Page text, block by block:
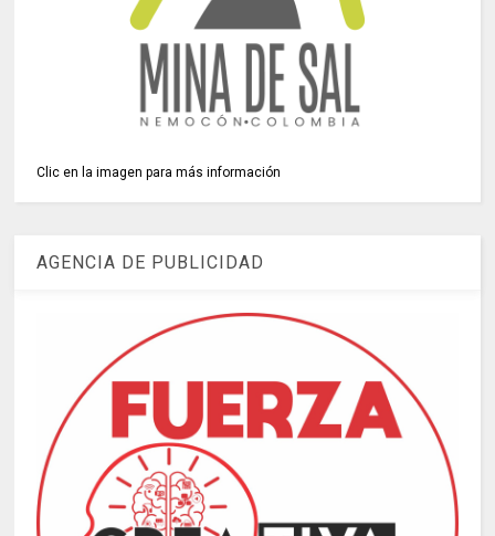
Clic en la imagen para más información
AGENCIA DE PUBLICIDAD